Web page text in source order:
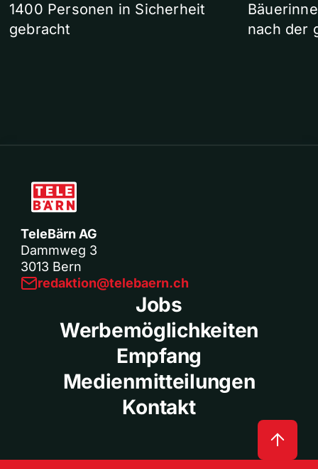
1400 Personen in Sicherheit
gebracht
nach der
TeleBärn AG
Dammweg 3
3013 Bern
redaktion@telebaern.ch
Jobs
Werbemöglichkeiten
Empfang
Medienmitteilungen
Kontakt